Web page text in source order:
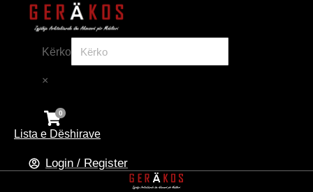
Kërko
×
Lista e Dëshirave
Login / Register